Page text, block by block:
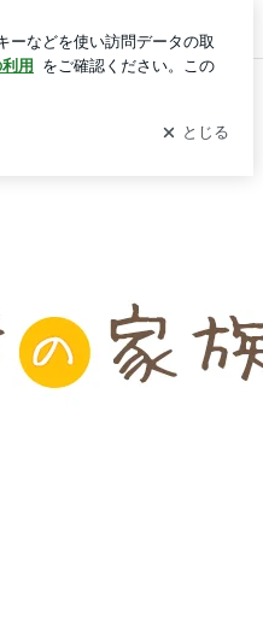
やつ、キッチンアイテム」
ログイン